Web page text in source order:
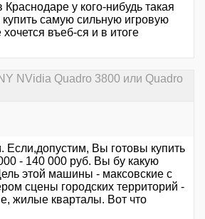
Краснодаре у кого-нибудь такая
самую сильную игровую
въеб-ся и в итоге
NVidia Quadro 3800 или Quadro
Если,допустим, Вы готовы купить
- 140 000 руб. Вы бу какую
этой машины - максовские с
сцены городских территорий -
жилые кварталы. Вот что